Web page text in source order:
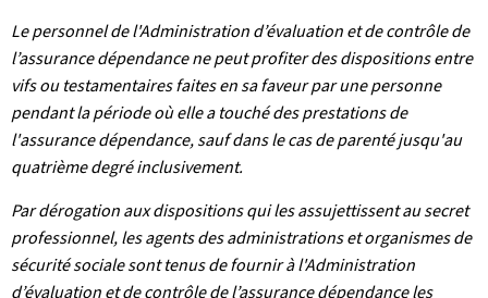
Le personnel de l'Administration d’évaluation et de contrôle de
l’assurance dépendance ne peut profiter des dispositions entre
vifs ou testamentaires faites en sa faveur par une personne
pendant la période où elle a touché des prestations de
l'assurance dépendance, sauf dans le cas de parenté jusqu'au
quatrième degré inclusivement.
Par dérogation aux dispositions qui les assujettissent au secret
professionnel, les agents des administrations et organismes de
sécurité sociale sont tenus de fournir à l'Administration
d’évaluation et de contrôle de l’assurance dépendance les